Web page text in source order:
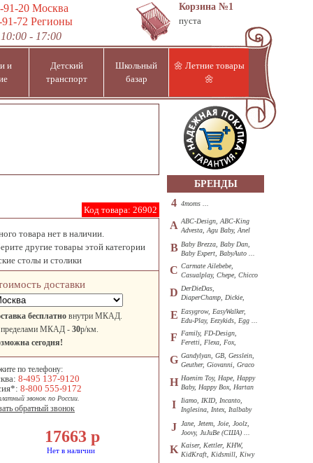
91-20Москва
72 Регионы
- 17:00
Корзина №1
пуста
и
Детский
транспорт
Школьный
базар
🌼 Летние товары
🌼
Код товара: 26902
товара нет в наличии.
другие товары этой категории
столы и столики
доставки
бесплатно внутри МКАД.
пределами МКАД - 30р/км.
сегодня!
по телефону:
8-495 137-9120
8-800 555-9172
звонок по России.
обратный звонок
17663 р
Нет в наличии
БРЕНДЫ
4 4moms ...
A ABC-Design, ABC-King
Advesta, Agu Baby, Anel
B Baby Brezza, Baby Dan,
Baby Expert, BabyAuto ...
C Carmate Ailebebe,
Casualplay, Chepe, Chicco
D DerDieDas,
DiaperChamp, Dickie,
E Easygrow, EasyWalker,
Edu-Play, Eezykids, Egg ...
F
Family, FD-Design,
Feretti, Flexa, Fox,
G Gandylyan, GB, Gesslein,
Geuther, Giovanni, Graco
H Haenim Toy, Hape, Happy
Baby, Happy Box, Hartan
I
Iiamo, IKID, Incanto,
Inglesina, Intex, Italbaby
J
Jane, Jetem, Joie, Joolz,
Joovy, JuJuBe (США) ...
K Kaiser, Kettler, KHW,
KidKraft, Kidsmill, Kiwy